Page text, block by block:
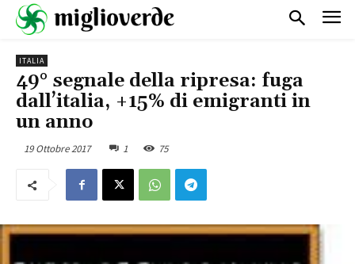
ITALIA
49° segnale della ripresa: fuga
dall’italia, +15% di emigranti in
un anno
19 Ottobre 2017 1 75